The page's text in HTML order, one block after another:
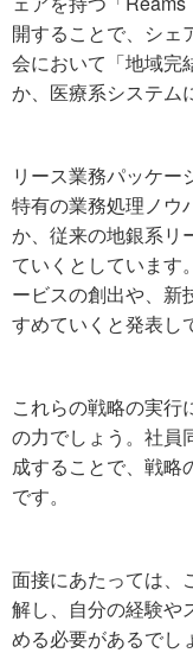
開することで、シェ
会において「地域完
か、医療系システム
リース業務パッケ
特有の業務処理ノウ
か、従来の地銀系リ
ていくとしています
ービスの創出や、新
すめていくと発表し
これらの戦略の実行
の力でしょう。社員
成することで、戦略
です。
面接にあたっては、
解し、自分の経験や
める必要があるでし